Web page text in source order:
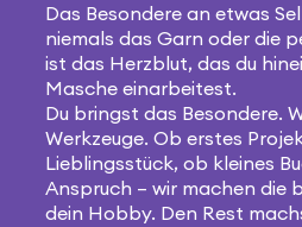
Das Besondere an etwas
niemals das Garn oder die
ist das Herzblut, das du
Masche einarbeitest.
Du bringst das Besondere.
Werkzeuge. Ob erstes
Lieblingsstück, ob kleines
Anspruch – wir machen die
dein Hobby. Den Rest